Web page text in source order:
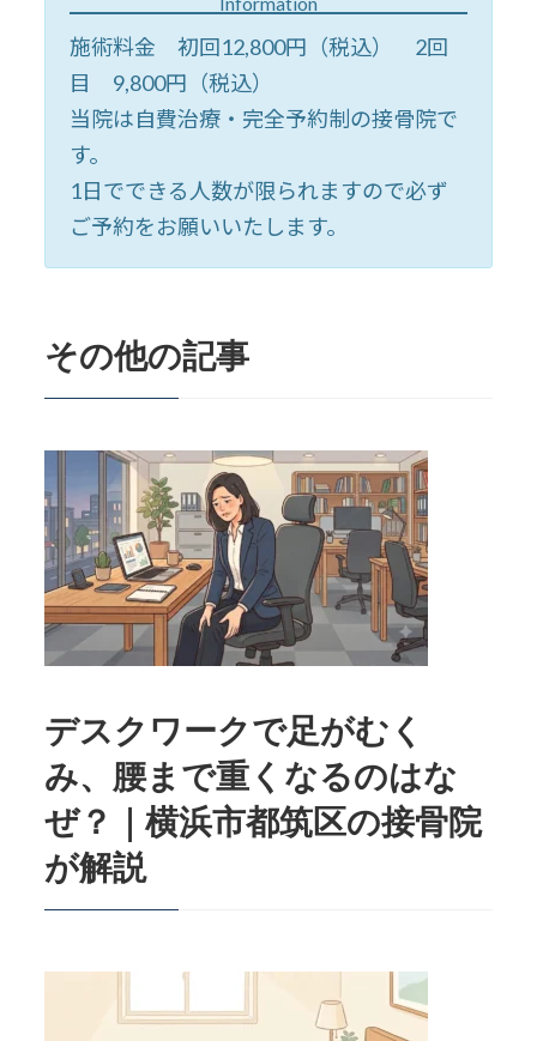
施術料金 初回12,800円（税込） 2回
目 9,800円（税込）
当院は自費治療・完全予約制の接骨院で
す。
1日でできる人数が限られますので必ず
ご予約をお願いいたします。
その他の記事
デスクワークで足がむく
み、腰まで重くなるのはな
ぜ？｜横浜市都筑区の接骨院
が解説